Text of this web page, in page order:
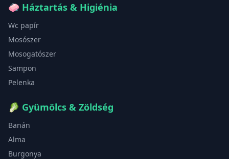
🧼 Háztartás & Higiénia
Wc papír
Mosószer
Mosogatószer
Sampon
Pelenka
🥬 Gyümölcs & Zöldség
Banán
Alma
Burgonya